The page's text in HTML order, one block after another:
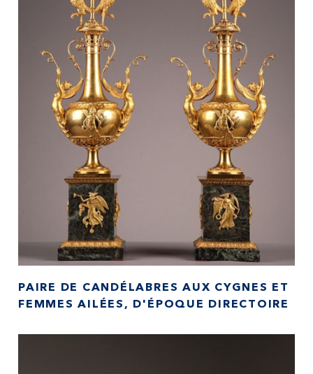
PAIRE DE CANDÉLABRES AUX CYGNES ET
FEMMES AILÉES, D'ÉPOQUE DIRECTOIRE